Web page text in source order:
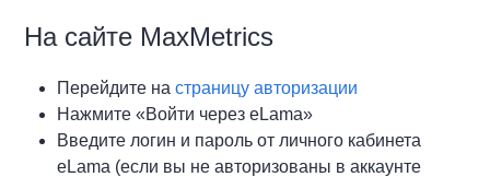
На сайте MaxMetrics
Перейдите настраницу авторизации
Нажмите «Войти через eLama»
Введите логин и пароль от личного кабинета
eLama (если вы не авторизованы в аккаунте